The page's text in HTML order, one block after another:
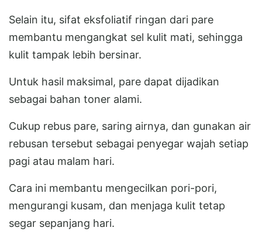
Selain itu, sifat eksfoliatif ringan dari pare
membantu mengangkat sel kulit mati, sehingga
kulit tampak lebih bersinar.
Untuk hasil maksimal, pare dapat dijadikan
sebagai bahan toner alami.
Cukup rebus pare, saring airnya, dan gunakan air
rebusan tersebut sebagai penyegar wajah setiap
pagi atau malam hari.
Cara ini membantu mengecilkan pori-pori,
mengurangi kusam, dan menjaga kulit tetap
segar sepanjang hari.